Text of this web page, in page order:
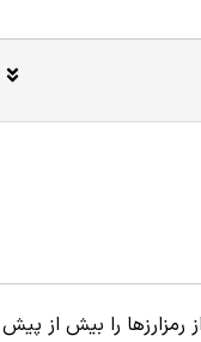
رمزارزها را بیش از پیش